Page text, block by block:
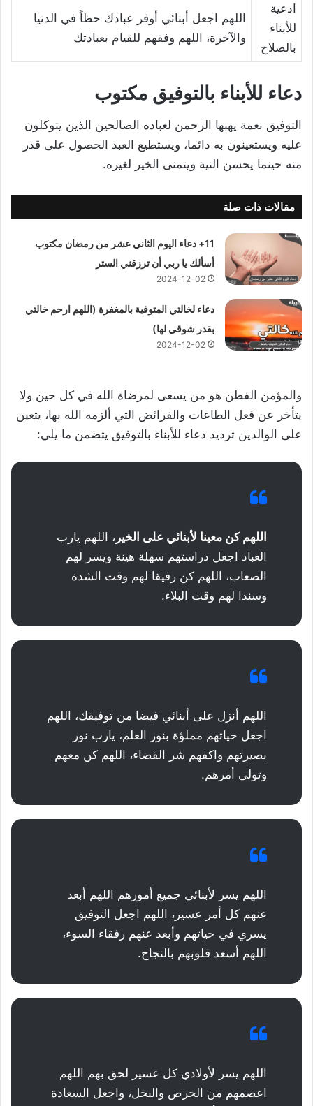
ادعية
للأبناء
بالصلاح
اللهم اجعل أبنائي أوفر عبادك حظاً في الدنيا
والآخرة، اللهم وفقهم للقيام بعبادتك
دعاء للأبناء بالتوفيق مكتوب
التوفيق نعمة يهبها الرحمن لعباده الصالحين الذين يتوكلون
عليه ويستعينون به دائما، ويستطيع العبد الحصول على قدر
منه حينما يحسن النية ويتمنى الخير لغيره.
مقالات ذات صلة
11+ دعاء اليوم الثاني عشر من رمضان مكتوب
أسألك يا ربي أن ترزقني الستر
2024-12-02
دعاء لخالتي المتوفية بالمغفرة (اللهم ارحم خالتي
بقدر شوقي لها)
2024-12-02
والمؤمن الفطن هو من يسعى لمرضاة الله في كل حين ولا
يتأخر عن فعل الطاعات والفرائض التي ألزمه الله بها، يتعين
على الوالدين ترديد دعاء للأبناء بالتوفيق يتضمن ما يلي:
اللهم كن معينا لأبنائي على الخير ، اللهم يارب
العباد اجعل دراستهم سهلة هينة ويسر لهم
الصعاب، اللهم كن رفيقا لهم وقت الشدة
وسندا لهم وقت البلاء.
اللهم أنزل على أبنائي فيضا من توفيقك، اللهم
اجعل حياتهم مملؤة بنور العلم، يارب نور
بصيرتهم واكفهم شر القضاء، اللهم كن معهم
وتولى أمرهم.
اللهم يسر لأبنائي جميع أمورهم اللهم أبعد
عنهم كل أمر عسير، اللهم اجعل التوفيق
يسري في حياتهم وأبعد عنهم رفقاء السوء،
اللهم أسعد قلوبهم بالنجاح.
اللهم يسر لأولادي كل عسير لحق بهم اللهم
اعصمهم من الحرص والبخل، واجعل السعادة